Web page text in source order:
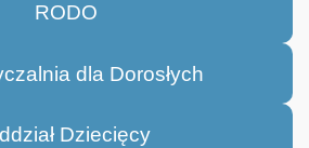
RODO
dla Dorosłych
Dziecięcy